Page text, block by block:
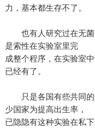
力，基本都生存不了。
也有人研究过在无菌
是索性在实验室里完
成整个程序，在实验室
已经有了。
只是各国有些共同的
少国家为提高出生率，
已隐隐有这种实验在私下